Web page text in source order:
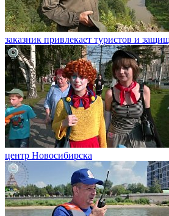
заказник привлекает туристов и
центр Новосибирска